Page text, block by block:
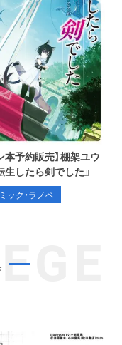
本予約販売】棚架ユウ
生したら剣でした』
ック・ラノベ